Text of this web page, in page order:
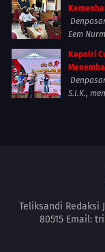
Eem
Kapolri
S.I.K.,
Teliksandi Redaksi
80515 Email: